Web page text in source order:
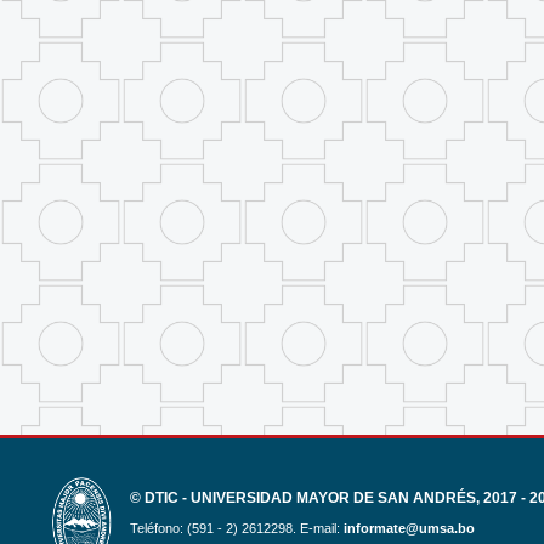
© DTIC - UNIVERSIDAD MAYOR DE SAN ANDRÉS, 2017 -
Teléfono: (591 - 2) 2612298. E-mail: informate@umsa.bo